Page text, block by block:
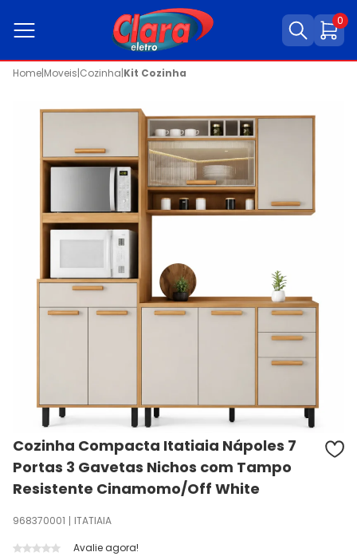
0
Home|Moveis|Cozinha|Kit Cozinha
Cozinha Compacta Itatiaia Nápoles 7
Portas 3 Gavetas Nichos com Tampo
Resistente Cinamomo/Off White
968370001
ITATIAIA
Avalie agora!